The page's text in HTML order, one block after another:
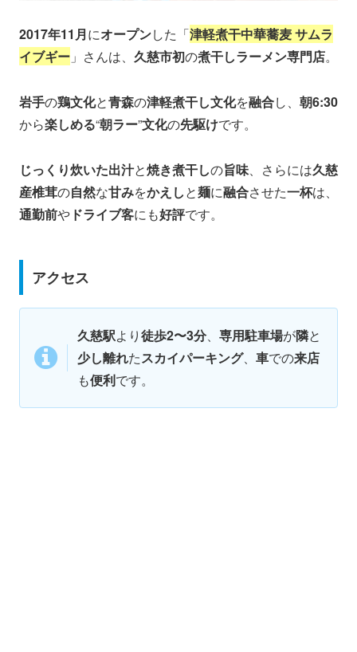
2017年11月にオープンした「津軽煮干中華蕎麦 サムラ
イブギー 」さんは、 久慈市初の煮干しラーメン専門店。
岩手の鶏文化と青森の津軽煮干し文化を融合し、 朝6:30
から楽しめる“朝ラー”文化の先駆けです。
じっくり炊いた出汁と焼き煮干しの旨味、さらには久慈
産椎茸の自然な甘みをかえしと麺に融合させた一杯は、
通勤前や ドライブ客にも好評です。
アクセス
久慈駅より徒歩2〜3分、 専用駐車場が隣と
少し離れたスカイパーキング、 車での来店
も便利です。